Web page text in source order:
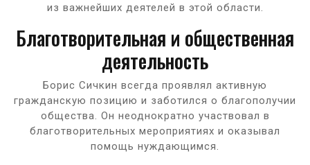
из важнейших деятелей в этой области.
Благотворительная и общественная
деятельность
Борис Сичкин всегда проявлял активную
гражданскую позицию и заботился о благополучии
общества. Он неоднократно участвовал в
благотворительных мероприятиях и оказывал
помощь нуждающимся.